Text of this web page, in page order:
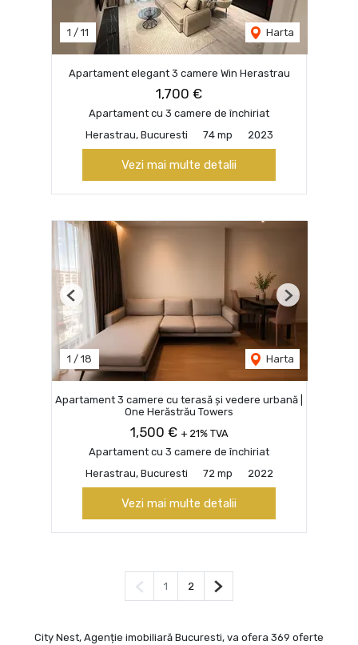
1 / 11 Harta
Apartament elegant 3 camere Win Herastrau
1,700 €
Apartament cu 3 camere de închiriat
Herastrau, Bucuresti
74 mp 2023
Vezi mai multe detalii
1 / 18 Harta
Previous Next
Apartament 3 camere cu terasă și vedere urbană |
One Herăstrău Towers
1,500 € + 21% TVA
Apartament cu 3 camere de închiriat
Herastrau, Bucuresti
72 mp 2022
Vezi mai multe detalii
Pagina anterioară
1 2 Pagina următoare
City Nest, Agenție imobiliară Bucuresti, va ofera 369 oferte